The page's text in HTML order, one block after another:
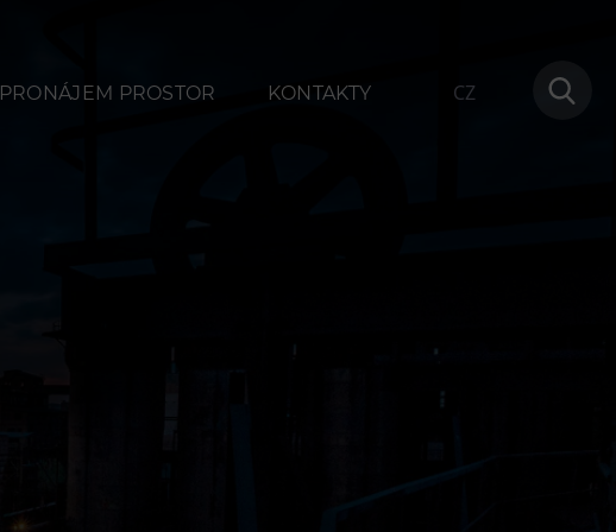
PRONÁJEM PROSTOR KONTAKTY CZ